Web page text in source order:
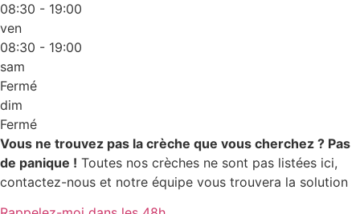
08:30 - 19:00
ven
08:30 - 19:00
sam
Fermé
dim
Fermé
Vous ne trouvez pas la crèche que vous cherchez ? Pas
de panique ! Toutes nos crèches ne sont pas listées ici,
contactez-nous et notre équipe vous trouvera la solution